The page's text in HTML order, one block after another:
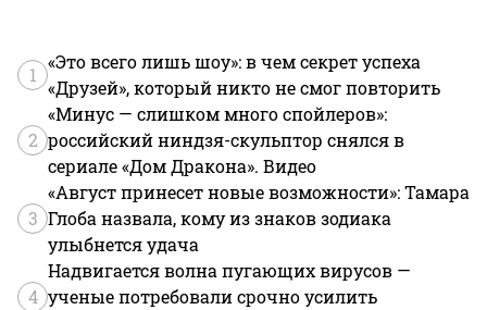
1
«Это всего лишь шоу»: в чем секрет успеха
«Друзей», который никто не смог повторить
2
«Минус — слишком много спойлеров»:
российский ниндзя-скульптор снялся в
сериале «Дом Дракона». Видео
3
«Август принесет новые возможности»: Тамара
Глоба назвала, кому из знаков зодиака
улыбнется удача
4
Надвигается волна пугающих вирусов —
ученые потребовали срочно усилить